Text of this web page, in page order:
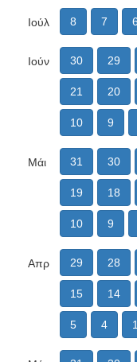
Ιούλ 8 7 6
Ιούν 30 29
21 20
10 9
Μάι 31 30
19 18
10 9
Απρ 29 28
15 14
5 4 1